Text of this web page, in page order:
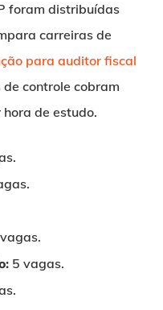
foram distribuídas
carreiras de
para auditor fiscal
controle cobram
de estudo.
5 vagas.